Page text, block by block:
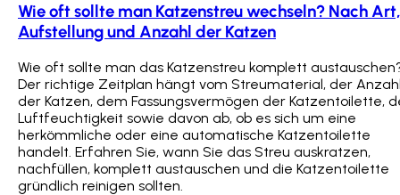
Wie oft sollte man Katzenstreu wechseln? Nach Art,
Aufstellung und Anzahl der Katzen
Wie oft sollte man das Katzenstreu komplett
Der richtige Zeitplan hängt vom Streumaterial, der
der Katzen, dem Fassungsvermögen der Katzentoilette,
Luftfeuchtigkeit sowie davon ab, ob es sich um eine
herkömmliche oder eine automatische Katzentoilette
handelt. Erfahren Sie, wann Sie das Streu auskratzen,
nachfüllen, komplett austauschen und die Katzentoilette
gründlich reinigen sollten.